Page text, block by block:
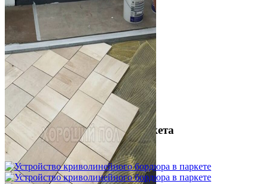
Межслойная шлифовка паркета
1 200 ₽